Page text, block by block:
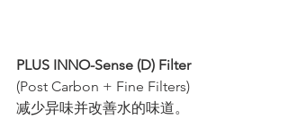
PLUS INNO-Sense (D) Filter
(Post Carbon + Fine Filters)
减少异味并改善水的味道。